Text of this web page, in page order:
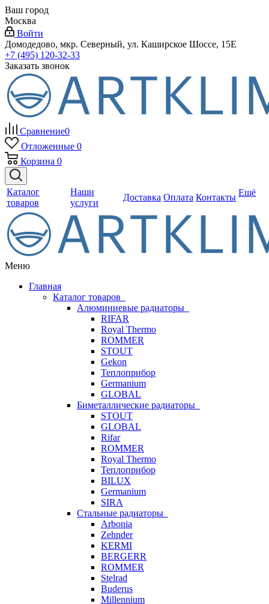
Ваш город
Москва
Войти
Домодедово, мкр. Северный, ул. Каширское Шоссе, 15Е
+7 (495) 120-32-33
Заказать звонок
Сравнение0
Отложенные 0
Корзина 0
Каталог
товаров
Наши
услуги
Доставка Оплата Контакты Ещё
Меню
Главная
Каталог товаров
Алюминиевые радиаторы
RIFAR
Royal Thermo
ROMMER
STOUT
Gekon
Теплоприбор
Germanium
GLOBAL
Биметаллические радиаторы
STOUT
GLOBAL
Rifar
ROMMER
Royal Thermo
Теплоприбор
BILUX
Germanium
SIRA
Стальные радиаторы
Arbonia
Zehnder
KERMI
BERGERR
ROMMER
Stelrad
Buderus
Millennium